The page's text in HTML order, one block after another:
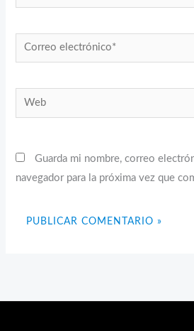
Correo
electrónico*
Web
Guarda mi nombre, correo
navegador para la próxima vez que